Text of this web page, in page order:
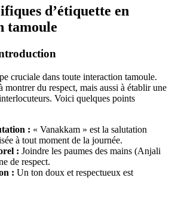
d’étiquette en
tamoule
cruciale dans toute interaction tamoule.
montrer du respect, mais aussi à établir une
Voici quelques points
: « Vanakkam » est la salutation
à tout moment de la journée.
: Joindre les paumes des mains (Anjali
de respect.
: Un ton doux et respectueux est